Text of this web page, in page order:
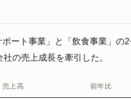
ート事業」と「飲食事業」の
の売上成長を牽引した。
売上高 前年比